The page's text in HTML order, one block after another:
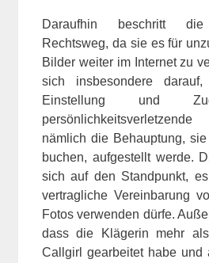
Daraufhin beschritt
Rechtsweg, da sie es für
Bilder weiter im Internet zu
sich insbesondere
Einstellung und
nämlich die Behauptung,
buchen, aufgestellt werde.
sich auf den Standpunkt,
vertragliche Vereinbarung
Fotos verwenden dürfe.
dass die Klägerin mehr
Callgirl gearbeitet habe und